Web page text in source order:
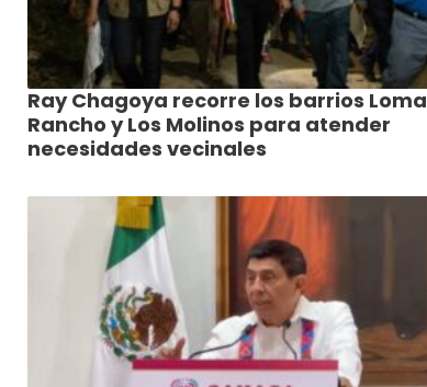
Ray Chagoya recorre los barrios Loma
Rancho y Los Molinos para atender
necesidades vecinales